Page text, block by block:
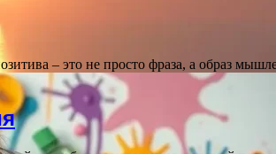
– это не просто фраза, а образ